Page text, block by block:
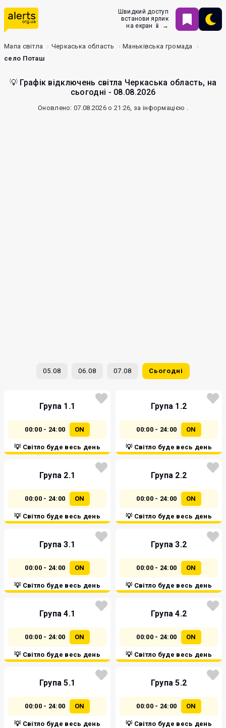
Швидкий доступ
встанови ярлик
на екран 📱 →
Мапа світла Черкаська область
Маньківська громада
село Поташ
💡 Графік відключень світла Черкаська область, на
сьогодні - 08.08.2026
Оновлено: 07.08.2026 о 21:26, за інформацією .
05.08 06.08 07.08 Сьогодні
Група 1.1
00:00 - 24:00 ON
💡 Світло буде весь день
Група 1.2
00:00 - 24:00 ON
💡 Світло буде весь день
Група 2.1
00:00 - 24:00 ON
💡 Світло буде весь день
Група 2.2
00:00 - 24:00 ON
💡 Світло буде весь день
Група 3.1
00:00 - 24:00 ON
💡 Світло буде весь день
Група 3.2
00:00 - 24:00 ON
💡 Світло буде весь день
Група 4.1
00:00 - 24:00 ON
💡 Світло буде весь день
Група 4.2
00:00 - 24:00 ON
💡 Світло буде весь день
Група 5.1
00:00 - 24:00 ON
💡 Світло буде весь день
Група 5.2
00:00 - 24:00 ON
💡 Світло буде весь день